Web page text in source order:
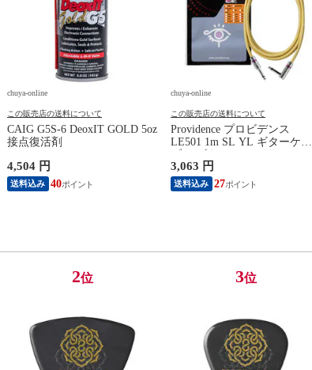
chuya-online
この販売店の送料について
CAIG G5S-6 DeoxIT GOLD 5oz
接点復活剤
4,504 円
送料込み 40
chuya-online
この販売店の送料について
Providence プロビデンス
LE501 1m SL YL ギターケー
3,063 円
送料込み 27
2位 3位